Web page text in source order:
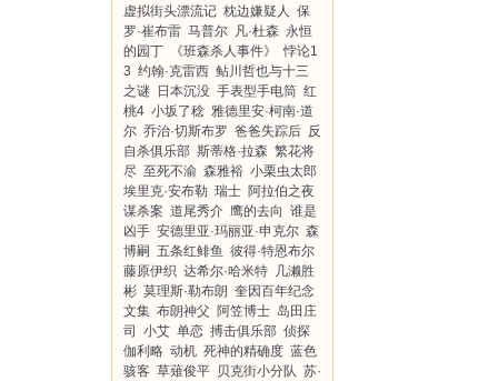
虚拟街头漂流记 枕边嫌疑人 保
罗·崔布雷 马普尔 凡·杜森 永恒
的园丁
《班森杀人事件》
悖论1
3 约翰·克雷西 鲇川哲也与十三
之谜 日本沉没 手表型手电筒 红
桃4 小坂了稔 雅德里安·柯南·道
尔 乔治·切斯布罗 爸爸失踪后 反
自杀俱乐部 斯蒂格·拉森 繁花将
尽 至死不渝 森雅裕 小栗虫太郎
埃里克·安布勒 瑞士 阿拉伯之夜
谋杀案 道尾秀介 鹰的去向 谁是
凶手 安德里亚·玛丽亚·申克尔 森
博嗣 五条红鲱鱼 彼得·特恩布尔
藤原伊织 达希尔·哈米特 几濑胜
彬 莫理斯·勒布朗 奎因百年纪念
文集 布朗神父 阿笠博士 岛田庄
司
小艾 单恋 搏击俱乐部 侦探
伽利略 动机 死神的精确度 蓝色
骇客 草薙俊平 贝克街小分队 苏·